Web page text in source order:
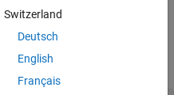
Switzerland
Deutsch
English
Français